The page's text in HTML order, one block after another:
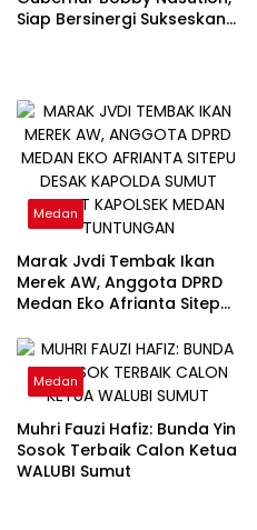
Siap Bersinergi Sukseskan
Medan
Marak Jvdi Tembak Ikan
Merek AW, Anggota DPRD
Medan Eko Afrianta Sitepu
Copot Kapolsek Medan
Tuntungan
Medan
Muhri Fauzi Hafiz: Bunda Yin
Sosok Terbaik Calon Ketua
WALUBI Sumut